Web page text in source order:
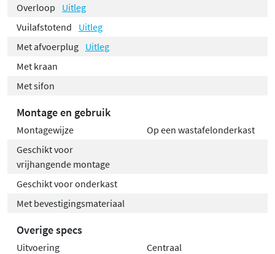
Overloop
Uitleg
Vuilafstotend
Uitleg
Met afvoerplug Uitleg
Met kraan
Met sifon
Montage en gebruik
Montagewijze
Op een wastafelonderkast
Geschikt voor
vrijhangende montage
Geschikt voor onderkast
Met bevestigingsmateriaal
Overige specs
Uitvoering Centraal